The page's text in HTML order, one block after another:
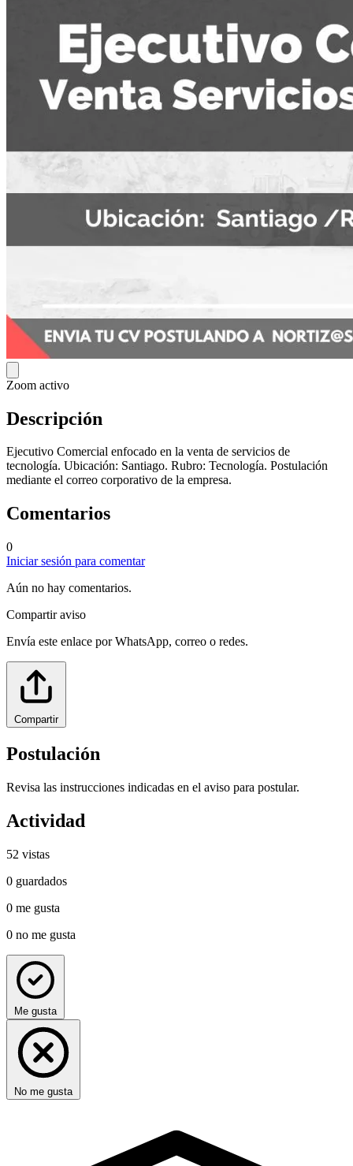
Zoom activo
Descripción
Ejecutivo Comercial enfocado en la venta de servicios de
tecnología. Ubicación: Santiago. Rubro: Tecnología. Postulación
mediante el correo corporativo de la empresa.
Comentarios
0
Iniciar sesión para comentar
Aún no hay comentarios.
Compartir aviso
Envía este enlace por WhatsApp, correo o redes.
Compartir
Postulación
Revisa las instrucciones indicadas en el aviso para postular.
Actividad
52 vistas
0 guardados
0 me gusta
0 no me gusta
Me gusta
No me gusta